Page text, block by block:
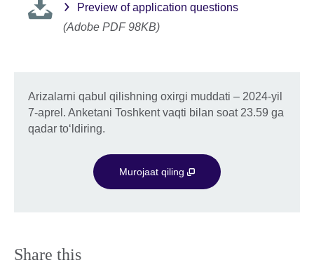
Preview of application questions
(Adobe PDF 98KB)
Arizalarni qabul qilishning oxirgi muddati – 2024-yil
7-aprel. Anketani Toshkent vaqti bilan soat 23.59 ga
qadar to‘ldiring.
Murojaat qiling
Share this